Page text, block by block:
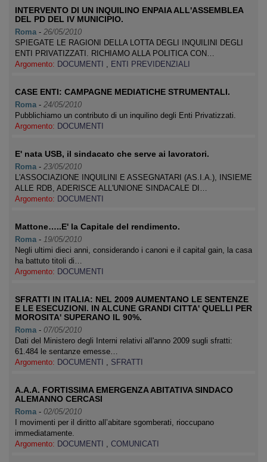
INTERVENTO DI UN INQUILINO ENPAIA ALL'ASSEMBLEA
DEL PD DEL IV MUNICIPIO.
Roma - 26/05/2010
SPIEGATE LE RAGIONI DELLA LOTTA DEGLI INQUILINI DEGLI
ENTI PRIVATIZZATI. RICHIAMO ALLA POLITICA CON…
Argomento: DOCUMENTI , ENTI PREVIDENZIALI
CASE ENTI: CAMPAGNE MEDIATICHE STRUMENTALI.
Roma - 24/05/2010
Pubblichiamo un contributo di un inquilino degli Enti Privatizzati.
Argomento: DOCUMENTI
E' nata USB, il sindacato che serve ai lavoratori.
Roma - 23/05/2010
L'ASSOCIAZIONE INQUILINI E ASSEGNATARI (AS.I.A.), INSIEME
ALLE RDB, ADERISCE ALL'UNIONE SINDACALE DI…
Argomento: DOCUMENTI
Mattone…..E' la Capitale del rendimento.
Roma - 19/05/2010
Negli ultimi dieci anni, considerando i canoni e il capital gain, la casa
ha battuto titoli di…
Argomento: DOCUMENTI
SFRATTI IN ITALIA: NEL 2009 AUMENTANO LE SENTENZE
E LE ESECUZIONI. IN ALCUNE GRANDI CITTA' QUELLI PER
MOROSITA' SUPERANO IL 90%.
Roma - 07/05/2010
Dati del Ministero degli Interni relativi all'anno 2009 sugli sfratti:
61.484 le sentanze emesse…
Argomento: DOCUMENTI , SFRATTI
A.A.A. FORTISSIMA EMERGENZA ABITATIVA SINDACO
ALEMANNO CERCASI
Roma - 02/05/2010
I movimenti per il diritto all’abitare sgomberati, rioccupano
immediatamente.
Argomento: DOCUMENTI , COMUNICATI